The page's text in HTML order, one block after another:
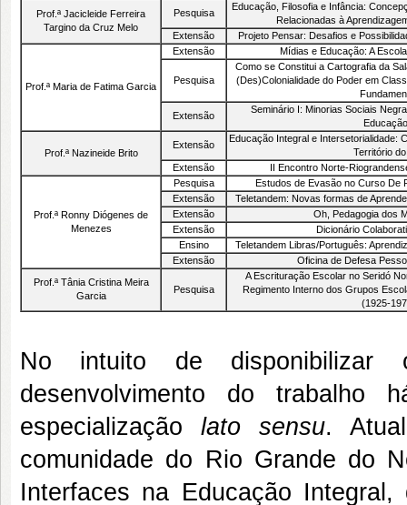
Prof.ª Jacicleide Ferreira
Targino da Cruz Melo
Pesquisa
Educação, Filosofia e Infância:
Relacionadas à
Extensão
Projeto Pensar: Desafios e
Prof.ª Maria de Fatima Garcia
Extensão Mídias e Educação: A
Pesquisa
Como se Constitui a Cartografia da
(Des)Colonialidade do Poder em
Extensão
Seminário I: Minorias Sociais
Prof.ª Nazineide Brito
Extensão
Educação Integral e Intersetorialidade:
Território
Extensão
II Encontro Norte-
Prof.ª Ronny Diógenes de
Menezes
Pesquisa
Estudos de Evasão no Curso De
Extensão
Teletandem: Novas formas de
Extensão
Oh, Pedagogia dos
Extensão
Dicionário
Ensino
Teletandem Libras/Português:
Extensão
Oficina de Defesa
Prof.ª Tânia Cristina Meira
Garcia
Pesquisa
A Escrituração Escolar no Seridó
Regimento Interno dos Grupos
(1925-
No intuito de disponibilizar
desenvolvimento do trabalho
especialização lato sensu.
comunidade do Rio Grande do
Interfaces na Educação